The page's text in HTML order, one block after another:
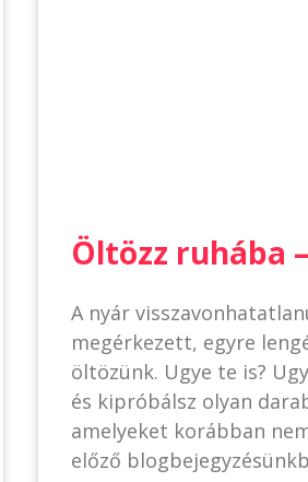
Öltözz ruhába
A nyár
megérkezett, egyre
öltözünk. Ugye te is?
és kipróbálsz olyan
amelyeket korábban
előző